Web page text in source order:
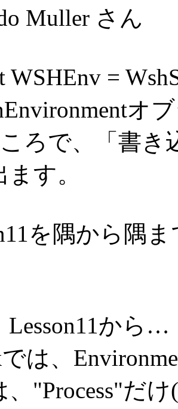
Muller さん
WSHEnv =
オ
ろで、「書き
す。
を隅から隅
Lesson11から…
は、
、"Process"だ